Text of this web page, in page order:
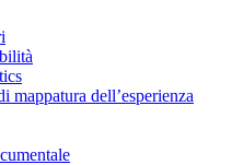
mappatura dell’esperienza